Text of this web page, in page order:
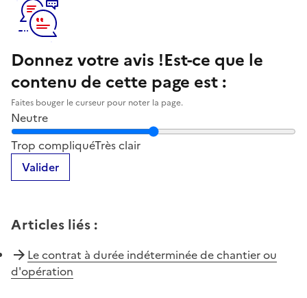
Donnez votre avis !Est-ce que le
contenu de cette page est :
Faites bouger le curseur pour noter la page.
Neutre
Notez la clarté du contenu de cette page
Trop compliquéTrès clair
Valider
Articles liés :
Le contrat à durée indéterminée de chantier ou
d'opération